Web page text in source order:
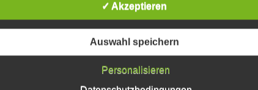
Verarbeitung ist jeder mit oder ohne Hilfe automatisierter
ausgeführte Vorgang oder jede solche Vorgangsreihe im
Zusammenhang mit personenbezogenen Daten wie das
das Erfassen, die Organisation, das Ordnen, die
✓ Akzeptieren
Auswahl speichern
Personalisieren